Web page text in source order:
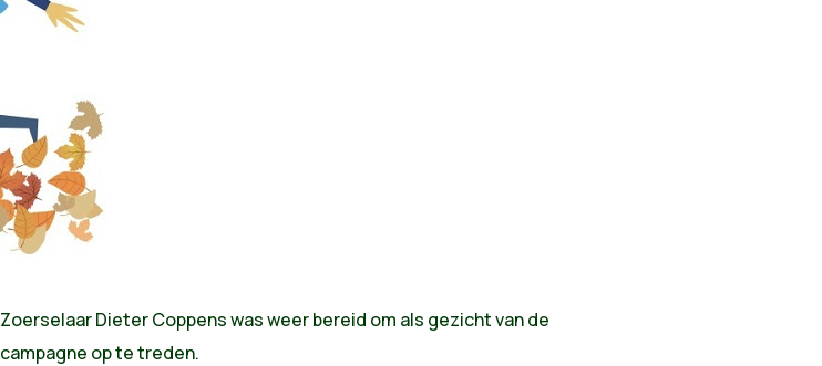
Zoerselaar Dieter Coppens was weer bereid om als gezicht van de
campagne op te treden.